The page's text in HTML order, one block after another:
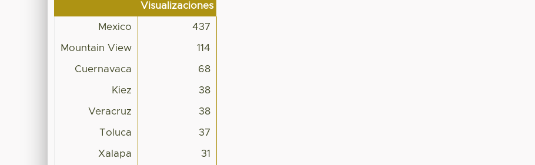
Visualizaciones
Mexico 437
Mountain View 114
Cuernavaca 68
Kiez 38
Veracruz 38
Toluca 37
Xalapa 31